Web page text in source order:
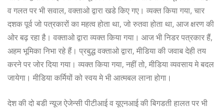
व गलत पर भी सवाल, वक्ताओ द्वारा खडे किए गए। व्यक्त किया गया, चार
दशक पूर्व जो पत्रकारों का महत्व होता था, जो रुतवा होता था, आज क्षरण की
ओर बढ़ रहा है। वक्ताओ द्वारा व्यक्त किया गया। आज भी निडर पत्रकार हैं,
अहम भूमिका निभा रहे हैं। प्रबुद्ध वक्ताओ द्वारा, मीडिया की जवाब देही तय
करने पर जोर दिया गया। व्यक्त किया गया, नहीं तो, मीडिया व्यवसाय मे बदल
जायेगा। मीडिया कर्मियों को स्वय मे भी आत्मबल लाना होगा।
देश की दो बडी न्यूज ऐजेन्सी पीटीआई व यूएनआई की बिगडती हालत पर भी